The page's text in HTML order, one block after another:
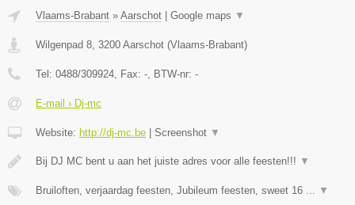
Vlaams-Brabant » Aarschot | Google maps ▼
Wilgenpad 8 3200 Aarschot (Vlaams-Brabant)
Tel: 0488/309924 , Fax: - , BTW-nr: -
E-mail › Dj-mc
Website: http://dj-mc.be | Screenshot ▼
Bij DJ MC bent u aan het juiste adres voor alle feesten!!! ▼
Bruiloften, verjaardag feesten, Jubileum feesten, sweet 16 ... ▼